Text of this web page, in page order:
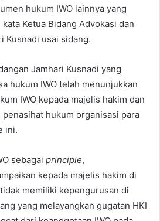
hukum IWO lainnya yang
Ketua Bidang Advokasi dan
Kusnadi usai sidang.
Jamhari Kusnadi yang
hukum IWO telah menunjukkan
IWO kepada majelis hakim dan
penasihat hukum organisasi para
ini.
sebagai principle,
kepada majelis hakim di
memiliki kepengurusan di
yang melayangkan gugatan HKI